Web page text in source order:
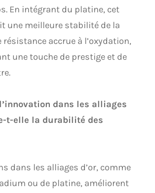
En intégrant du platine, cet
une meilleure stabilité de la
résistance accrue à l’oxydation,
une touche de prestige et de
dans les alliages
t-elle la durabilité des
dans les alliages d’or, comme
ou de platine, améliorent